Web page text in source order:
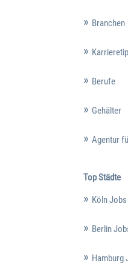
Branchen
Berufe
Gehälter
Agentur
Top Städte
Köln Jobs
Berlin
Hamburg